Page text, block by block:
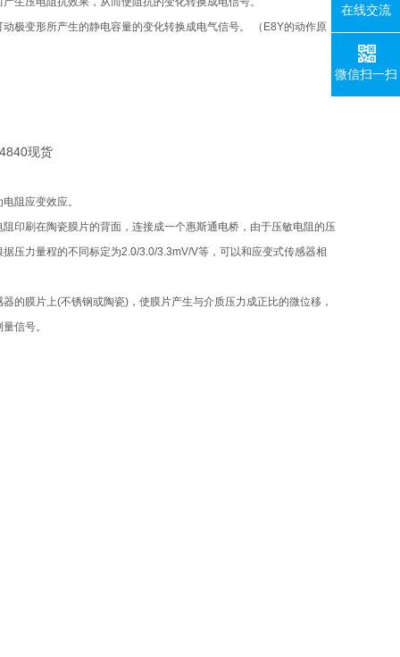
极变形所产生的静电容量的变化转换成电气信号。 （E8Y的动作原
阻应变效应。
印刷在陶瓷膜片的背面，连接成一个惠斯通电桥，由于压敏电阻的压
压力量程的不同标定为2.0/3.0/3.3mV/V等，可以和应变式传感器相
的膜片上(不锈钢或陶瓷)，使膜片产生与介质压力成正比的微位移，
信号。
在线交流
微信扫一扫